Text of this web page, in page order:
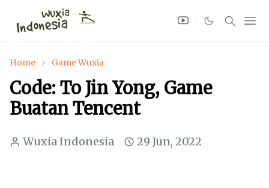
Home Game Wuxia
Code: To Jin Yong, Game
Buatan Tencent
Wuxia Indonesia 29 Jun, 2022